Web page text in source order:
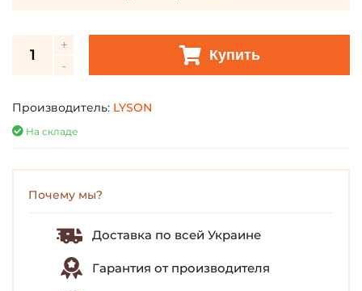
Купить
Производитель: LYSON
На складе
Почему мы?
Доставка по всей Украине
Гарантия от производителя